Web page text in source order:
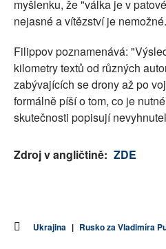
myšlenku, že "válka je v
nejasné a vítězství je
Filippov poznamenává:
kilometry textů od různých
zabývajících se drony až po
formálně píší o tom, co je
skutečnosti popisují
Zdroj v angličtině: ZDE
Ukrajina | Rusko za Vladimíra